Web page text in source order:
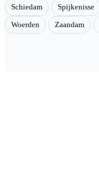
Schiedam Spijkenisse
Woerden Zaandam